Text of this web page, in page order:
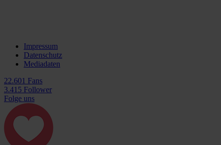
Impressum
Datenschutz
Mediadaten
22.601 Fans
3.415 Follower
Folge uns